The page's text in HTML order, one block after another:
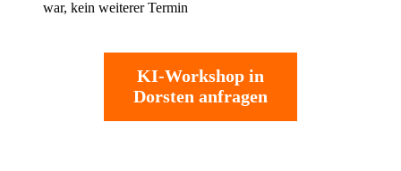
war, kein weiterer Termin
KI-Workshop in
Dorsten anfragen